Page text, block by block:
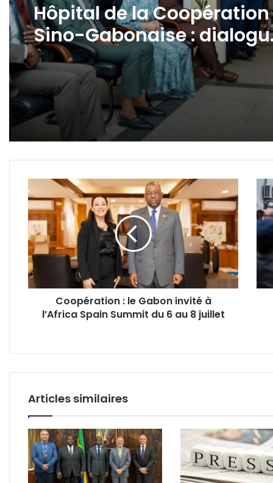
Hôpital de la Coopération
Sino-Gabonaise :
engagé après un
mouvement d’humeur du
personnel
Coopération
:
le
Gabon
invité
à
l’Africa
Spain
Summit
juillet
Coopération : le Gabon invité à
l’Africa Spain Summit du 6 au 8 juillet
la
de
29
Articles similaires